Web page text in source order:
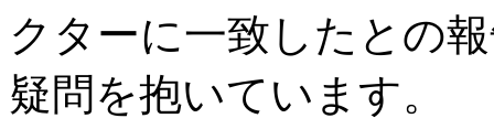
クターに一致したとの
疑問を抱いています。